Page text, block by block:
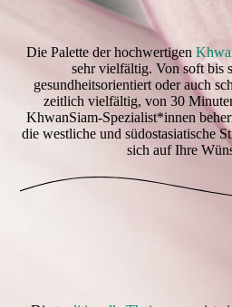
Die Palette der hochwertigen
sehr vielfältig. Von soft bis
gesundheitsorientiert oder auch
zeitlich vielfältig, von 30
KhwanSiam-Spezialist*innen
die westliche und südostasiatische
sich auf Ihre